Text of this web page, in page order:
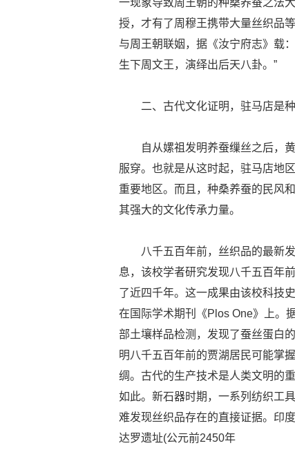
一现象导致周王朝的种桑养蚕之法
授，才有了周穆王携带大量丝织品
与周王朝联姻，据《汝宁府志》载
生下周文王，演绎出后天八卦。”
二、古代文化证明，驻马店是
自从嫘祖发明养蚕缫丝之后，
服穿。也就是从这时起，驻马店地
重要地区。而且，种桑养蚕的民风
其强大的文化传承力量。
八千五百年前，丝织品的最新
息，该校学者研究发现八千五百年
了近四千年。这一成果由该校科技
在国际学术期刊《Plos One》上。
部土壤样品检测，发现了蚕丝蛋白
明八千五百年前的贾湖居民可能掌
绸。古代的生产技术是人类文明的
如此。新石器时期，一系列纺织工
难发现丝织品存在的直接证据。印
达罗遗址(公元前2450年